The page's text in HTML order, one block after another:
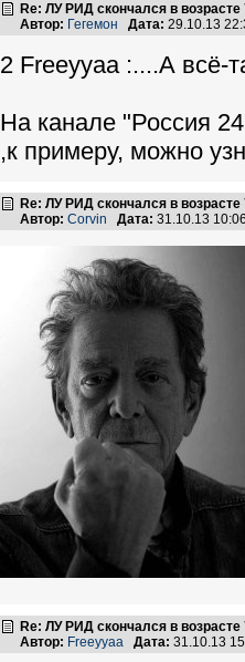
Re: ЛУ РИД скончался в возрасте
Автор: Гегемон Дата: 29.10.13
2 Freeyyaa :....А
На канале "Россия
,к примеру, можно
Re: ЛУ РИД скончался в возрасте
Автор: Corvin Дата: 31.10.13
Re: ЛУ РИД скончался в возрасте
Автор: Freeyyaa Дата: 31.10.13